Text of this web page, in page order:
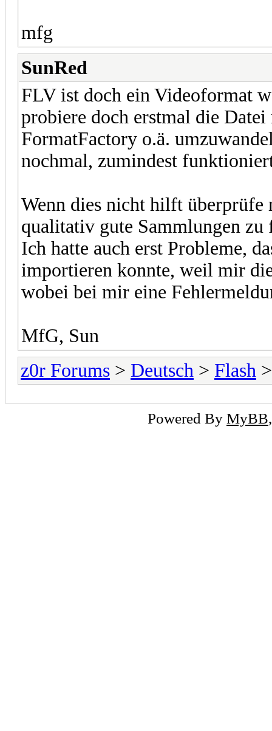
mfg
SunRed
FLV ist doch ein Videoformat
probiere doch erstmal die
FormatFactory o.ä.
nochmal, zumindest
Wenn dies nicht hilft überprüfe
qualitativ gute Sammlungen
Ich hatte auch erst Probleme,
importieren konnte, weil mir
wobei bei mir eine
MfG, Sun
z0r Forums > Deutsch > Flash
Powered By MyBB